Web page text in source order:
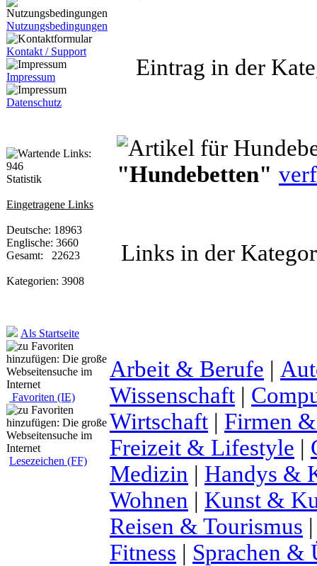
Nutzungsbedingungen
Kontakt / Support
Impressum
Datenschutz
Statistik
Eingetragene Links
Deutsche: 18963
Englische: 3660
Gesamt: 22623
Kategorien: 3908
Als Startseite
Favoriten (IE)
Lesezeichen (FF)
Eintrag in der
"Hundebetten"
Links in der
Arbeit & Berufe |
Wissenschaft |
Wirtschaft | Firmen
Freizeit & Lifestyle |
Medizin | Handys &
Wohnen | Kunst &
Reisen & Tourismus
Fitness | Sprachen &